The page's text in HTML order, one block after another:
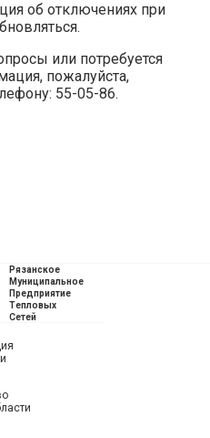
об отключениях при
или потребуется
пожалуйста,
55-05-86.
Рязанское
Муниципальное
Предприятие
Тепловых
Сетей